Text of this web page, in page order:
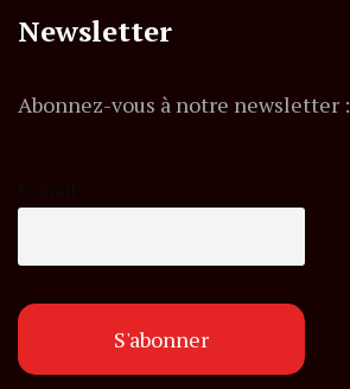
Newsletter
Abonnez-vous à notre newsletter :